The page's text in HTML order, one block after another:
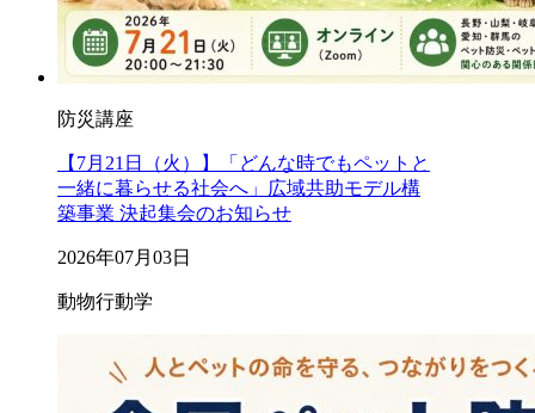
防災講座
【7月21日（火）】「どんな時でもペットと
一緒に暮らせる社会へ」広域共助モデル構
築事業 決起集会のお知らせ
2026年07月03日
動物行動学